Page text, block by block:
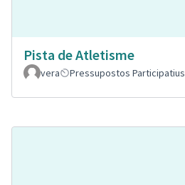
Pista de Atletisme
vera
Pressupostos Participatius